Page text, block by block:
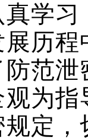
学
展历
范
为
定